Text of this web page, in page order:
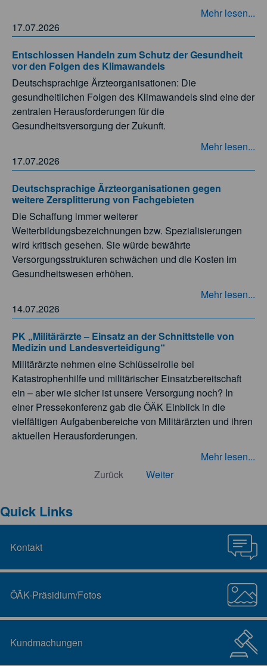
Mehr lesen...
17.07.2026
Entschlossen Handeln zum Schutz der Gesundheit
vor den Folgen des Klimawandels
Deutschsprachige Ärzteorganisationen: Die
gesundheitlichen Folgen des Klimawandels sind eine der
zentralen Herausforderungen für die
Gesundheitsversorgung der Zukunft.
Mehr lesen...
17.07.2026
Deutschsprachige Ärzteorganisationen gegen
weitere Zersplitterung von Fachgebieten
Die Schaffung immer weiterer
Weiterbildungsbezeichnungen bzw. Spezialisierungen
wird kritisch gesehen. Sie würde bewährte
Versorgungsstrukturen schwächen und die Kosten im
Gesundheitswesen erhöhen.
Mehr lesen...
14.07.2026
PK „Militärärzte – Einsatz an der Schnittstelle von
Medizin und Landesverteidigung“
Militärärzte nehmen eine Schlüsselrolle bei
Katastrophenhilfe und militärischer Einsatzbereitschaft
ein – aber wie sicher ist unsere Versorgung noch? In
einer Pressekonferenz gab die ÖÄK Einblick in die
vielfältigen Aufgabenbereiche von Militärärzten und ihren
aktuellen Herausforderungen.
Mehr lesen...
Zurück
Weiter
Quick Links
Kontakt
ÖÄK-Präsidium/Fotos
Kundmachungen